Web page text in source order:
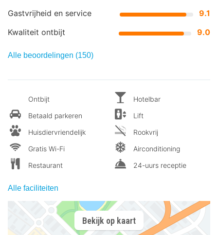
Gastvrijheid en service
9.1
Kwaliteit ontbijt
9.0
Alle beoordelingen (150)
Ontbijt
Betaald parkeren
Huisdiervriendelijk
Gratis Wi-Fi
Restaurant
Hotelbar
Lift
Rookvrij
Airconditioning
24-uurs receptie
Alle faciliteiten
Bekijk op kaart